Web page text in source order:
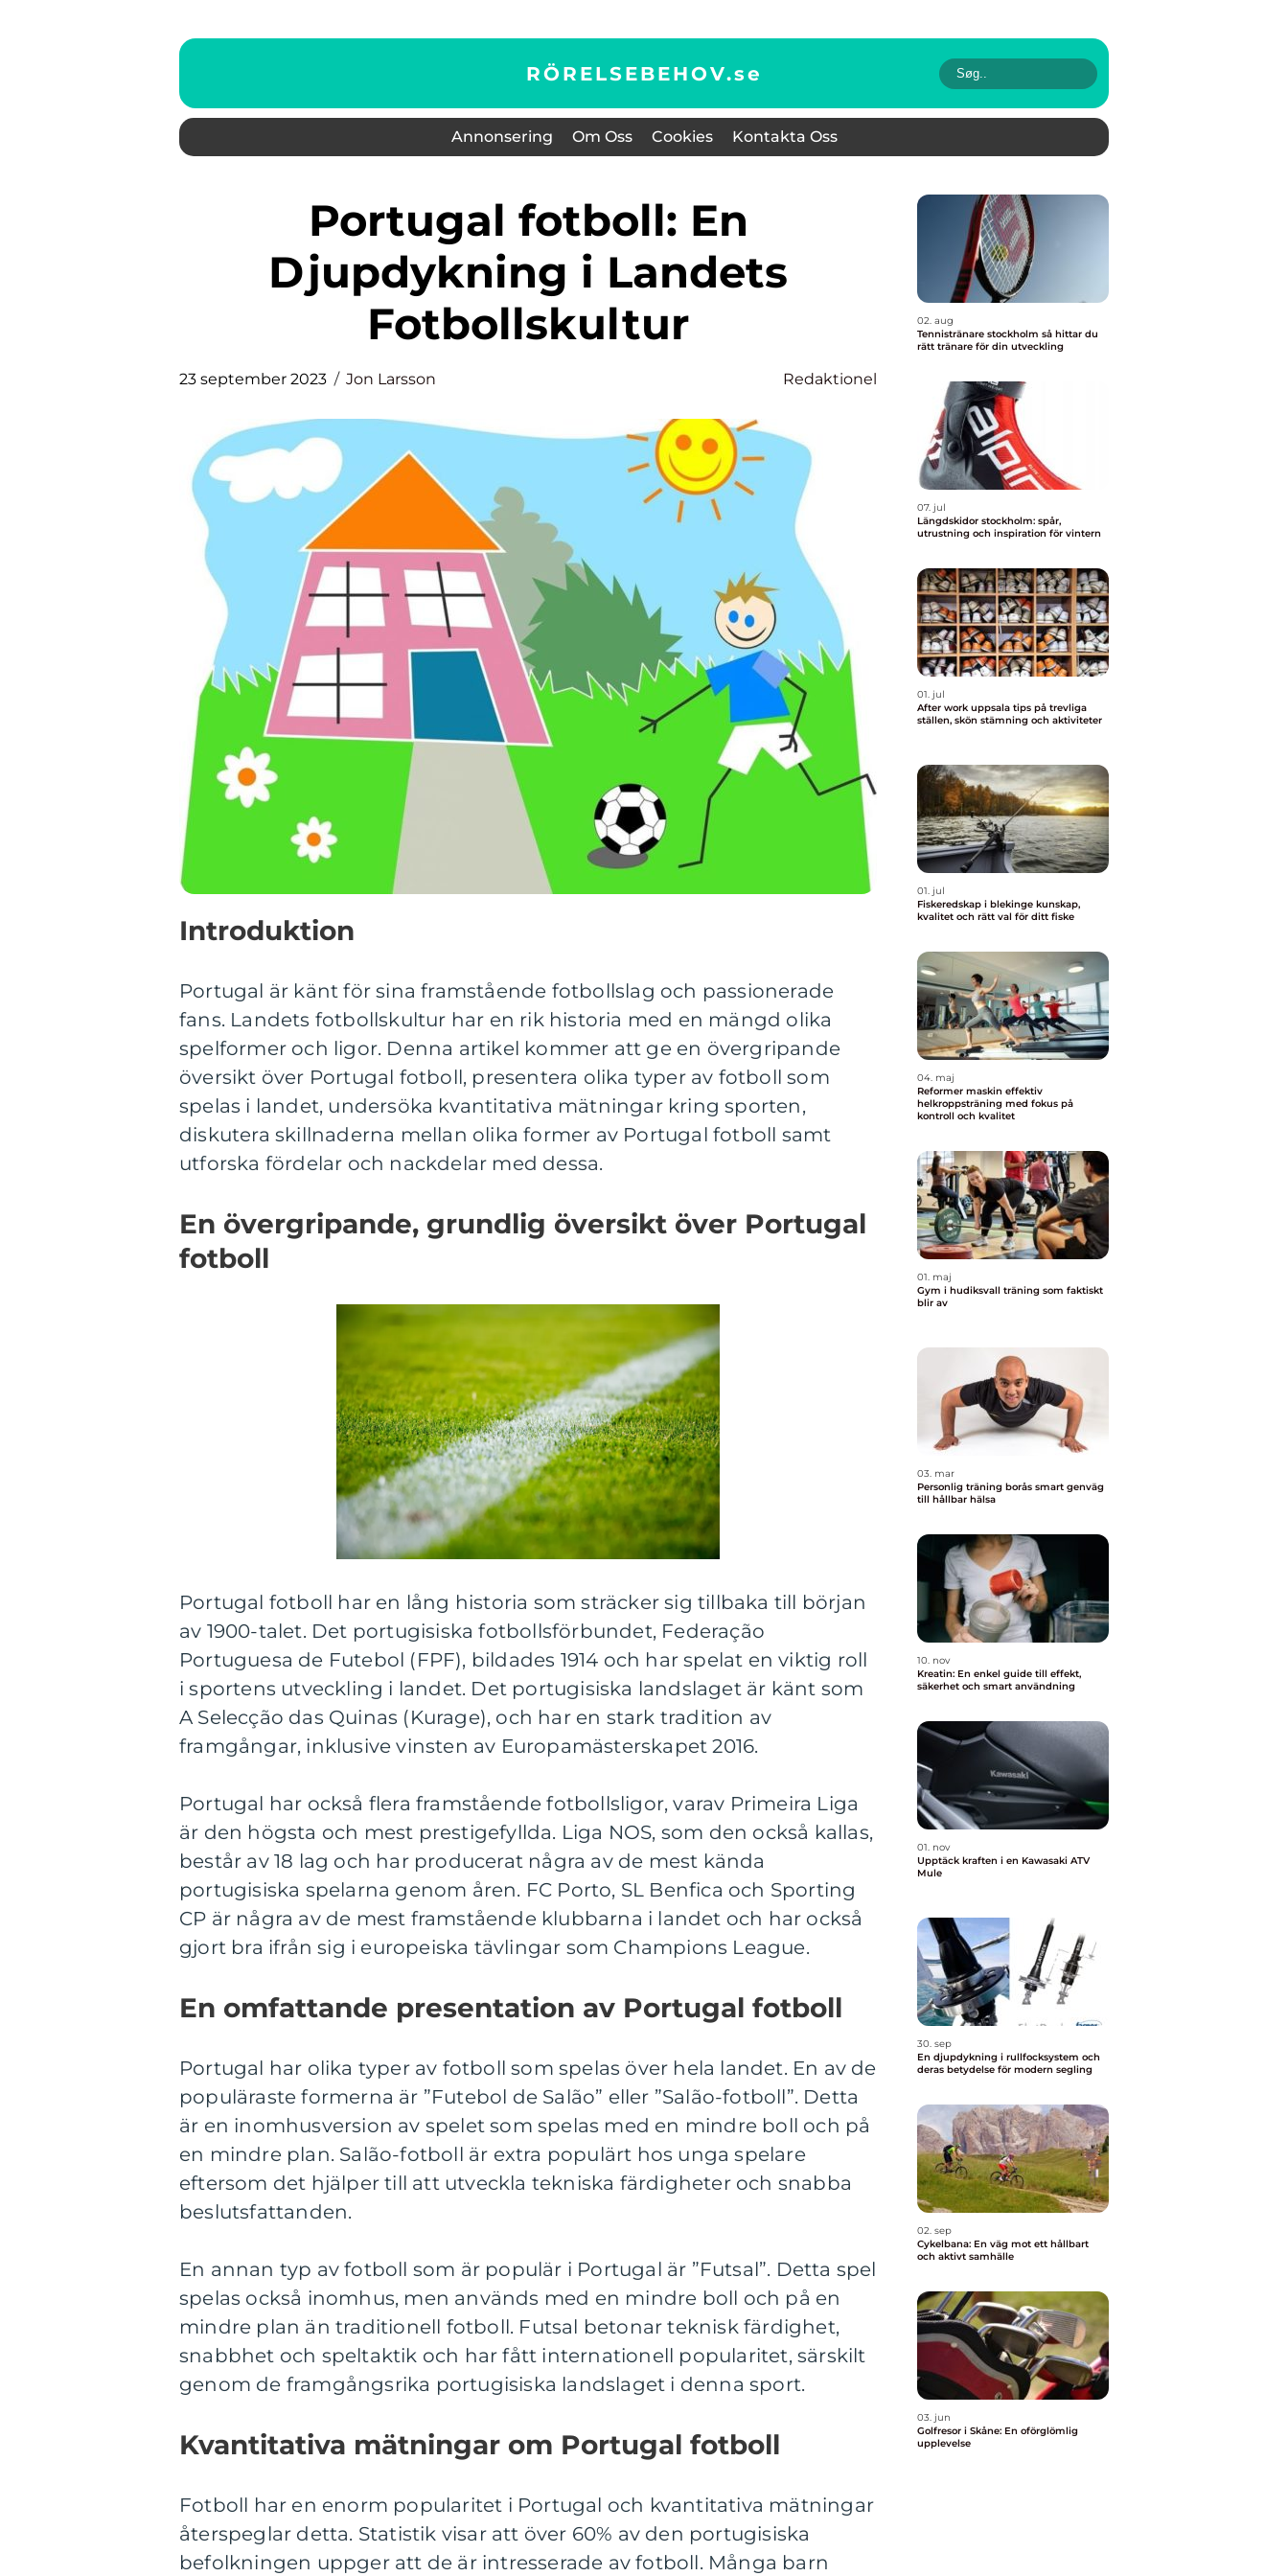
RÖRELSEBEHOV.se
Annonsering Om Oss Cookies Kontakta Oss
Portugal fotboll: En
Djupdykning i Landets
Fotbollskultur
23 september 2023 Jon Larsson Redaktionel
Introduktion
Portugal är känt för sina framstående fotbollslag och passionerade
fans. Landets fotbollskultur har en rik historia med en mängd olika
spelformer och ligor. Denna artikel kommer att ge en övergripande
översikt över Portugal fotboll, presentera olika typer av fotboll som
spelas i landet, undersöka kvantitativa mätningar kring sporten,
diskutera skillnaderna mellan olika former av Portugal fotboll samt
utforska fördelar och nackdelar med dessa.
En övergripande, grundlig översikt över Portugal
fotboll
Portugal fotboll har en lång historia som sträcker sig tillbaka till början
av 1900-talet. Det portugisiska fotbollsförbundet, Federação
Portuguesa de Futebol (FPF), bildades 1914 och har spelat en viktig roll
i sportens utveckling i landet. Det portugisiska landslaget är känt som
A Selecção das Quinas (Kurage), och har en stark tradition av
framgångar, inklusive vinsten av Europamästerskapet 2016.
Portugal har också flera framstående fotbollsligor, varav Primeira Liga
är den högsta och mest prestigefyllda. Liga NOS, som den också kallas,
består av 18 lag och har producerat några av de mest kända
portugisiska spelarna genom åren. FC Porto, SL Benfica och Sporting
CP är några av de mest framstående klubbarna i landet och har också
gjort bra ifrån sig i europeiska tävlingar som Champions League.
En omfattande presentation av Portugal fotboll
Portugal har olika typer av fotboll som spelas över hela landet. En av de
populäraste formerna är ”Futebol de Salão” eller ”Salão-fotboll”. Detta
är en inomhusversion av spelet som spelas med en mindre boll och på
en mindre plan. Salão-fotboll är extra populärt hos unga spelare
eftersom det hjälper till att utveckla tekniska färdigheter och snabba
beslutsfattanden.
En annan typ av fotboll som är populär i Portugal är ”Futsal”. Detta spel
spelas också inomhus, men används med en mindre boll och på en
mindre plan än traditionell fotboll. Futsal betonar teknisk färdighet,
snabbhet och speltaktik och har fått internationell popularitet, särskilt
genom de framgångsrika portugisiska landslaget i denna sport.
Kvantitativa mätningar om Portugal fotboll
Fotboll har en enorm popularitet i Portugal och kvantitativa mätningar
återspeglar detta. Statistik visar att över 60% av den portugisiska
befolkningen uppger att de är intresserade av fotboll. Många barn
02. aug
Tennistränare stockholm så hittar du
rätt tränare för din utveckling
07. jul
Längdskidor stockholm: spår,
utrustning och inspiration för vintern
01. jul
After work uppsala tips på trevliga
ställen, skön stämning och aktiviteter
01. jul
Fiskeredskap i blekinge kunskap,
kvalitet och rätt val för ditt fiske
04. maj
Reformer maskin effektiv
helkroppsträning med fokus på
kontroll och kvalitet
01. maj
Gym i hudiksvall träning som faktiskt
blir av
03. mar
Personlig träning borås smart genväg
till hållbar hälsa
10. nov
Kreatin: En enkel guide till effekt,
säkerhet och smart användning
01. nov
Upptäck kraften i en Kawasaki ATV
Mule
30. sep
En djupdykning i rullfocksystem och
deras betydelse för modern segling
02. sep
Cykelbana: En väg mot ett hållbart
och aktivt samhälle
03. jun
Golfresor i Skåne: En oförglömlig
upplevelse